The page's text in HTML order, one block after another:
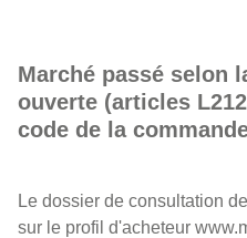
Marché passé selon
ouverte (articles
code de la
Le dossier de consultation
sur le profil d'acheteur